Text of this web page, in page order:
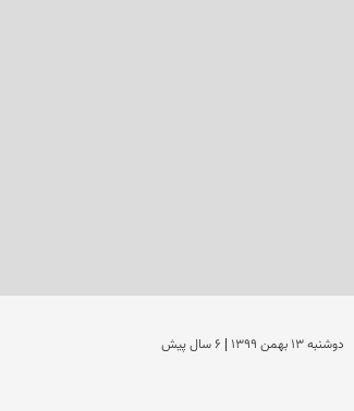
دوشنبه 13 بهمن 1399 | 6 سال پیش